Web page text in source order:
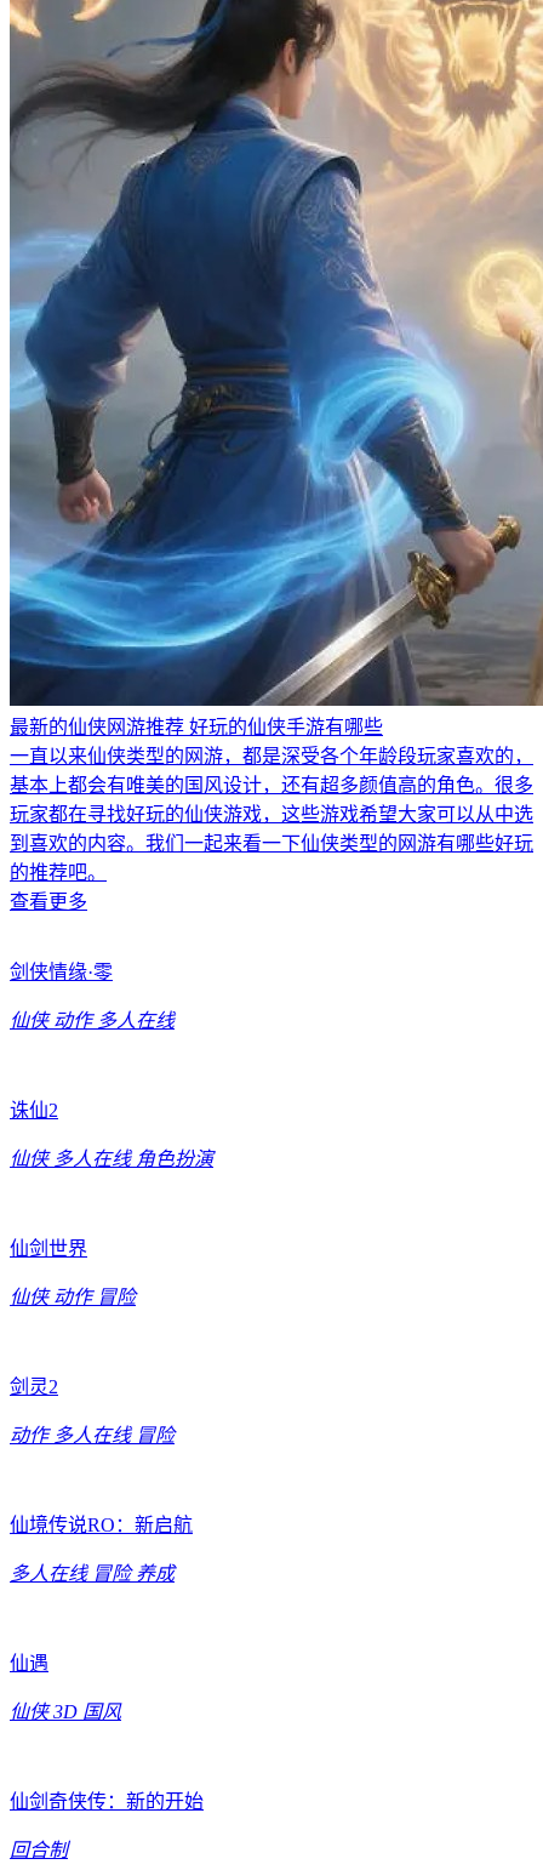
最新的仙侠网游推荐 好玩的仙侠手游有哪些
一直以来仙侠类型的网游，都是深受各个年龄段玩家喜欢的，
基本上都会有唯美的国风设计，还有超多颜值高的角色。很多
玩家都在寻找好玩的仙侠游戏，这些游戏希望大家可以从中选
到喜欢的内容。我们一起来看一下仙侠类型的网游有哪些好玩
的推荐吧。
查看更多
剑侠情缘·零
仙侠 动作 多人在线
诛仙2
仙侠 多人在线 角色扮演
仙剑世界
仙侠 动作 冒险
剑灵2
动作 多人在线 冒险
仙境传说RO：新启航
多人在线 冒险 养成
仙遇
仙侠 3D 国风
仙剑奇侠传：新的开始
回合制